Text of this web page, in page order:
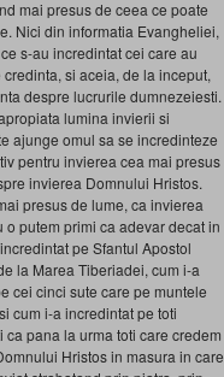
mai presus de ceea ce poate
Nici din informatia Evangheliei,
s-au incredintat cei care au
si aceia, de la inceput,
despre lucrurile dumnezeiesti.
lumina invierii si
ajunge omul sa se incredinteze
pentru invierea cea mai presus
invierea Domnului Hristos.
presus de lume, ca invierea
putem primi ca adevar decat in
pe Sfantul Apostol
la Marea Tiberiadei, cum i-a
cei cinci sute care pe muntele
cum i-a incredintat pe toti
pana la urma toti care credem
Hristos in masura in care